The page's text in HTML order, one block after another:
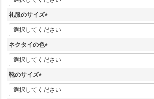
必
)
礼服のサイズ
(
必
須
)
ネクタイの色
(
必
)
靴のサイズ
(
必